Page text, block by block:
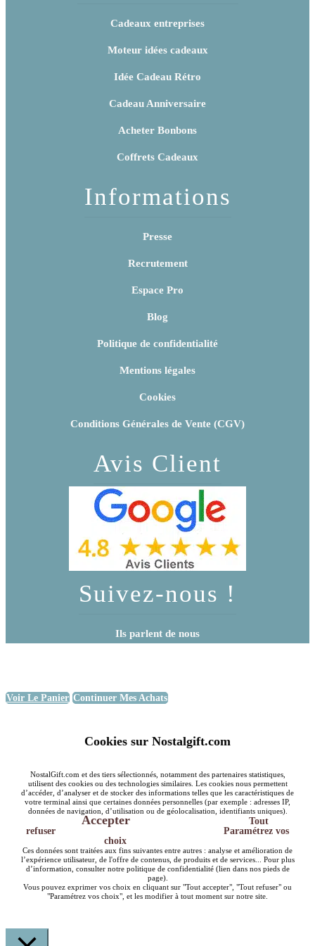
Cadeaux entreprises
Moteur idées cadeaux
Idée Cadeau Rétro
Cadeau Anniversaire
Acheter Bonbons
Coffrets Cadeaux
Informations
Presse
Recrutement
Espace Pro
Blog
Politique de confidentialité
Mentions légales
Cookies
Conditions Générales de Vente (CGV)
Avis Client
Suivez-nous !
Ils parlent de nous
Voir Le Panier Continuer Mes Achats
Cookies sur Nostalgift.com
NostalGift.com et des tiers sélectionnés, notamment des partenaires statistiques,
utilisent des cookies ou des technologies similaires. Les cookies nous permettent
d’accéder, d’analyser et de stocker des informations telles que les caractéristiques de
votre terminal ainsi que certaines données personnelles (par exemple : adresses IP,
données de navigation, d’utilisation ou de géolocalisation, identifiants uniques).
Accepter
Tout
refuser
Paramétrez vos
choix
Ces données sont traitées aux fins suivantes entre autres : analyse et amélioration de
l’expérience utilisateur, de l'offre de contenus, de produits et de services... Pour plus
d’information, consulter notre politique de confidentialité (lien dans nos pieds de
page).
Vous pouvez exprimer vos choix en cliquant sur "Tout accepter", "Tout refuser" ou
"Paramétrez vos choix", et les modifier à tout moment sur notre site.